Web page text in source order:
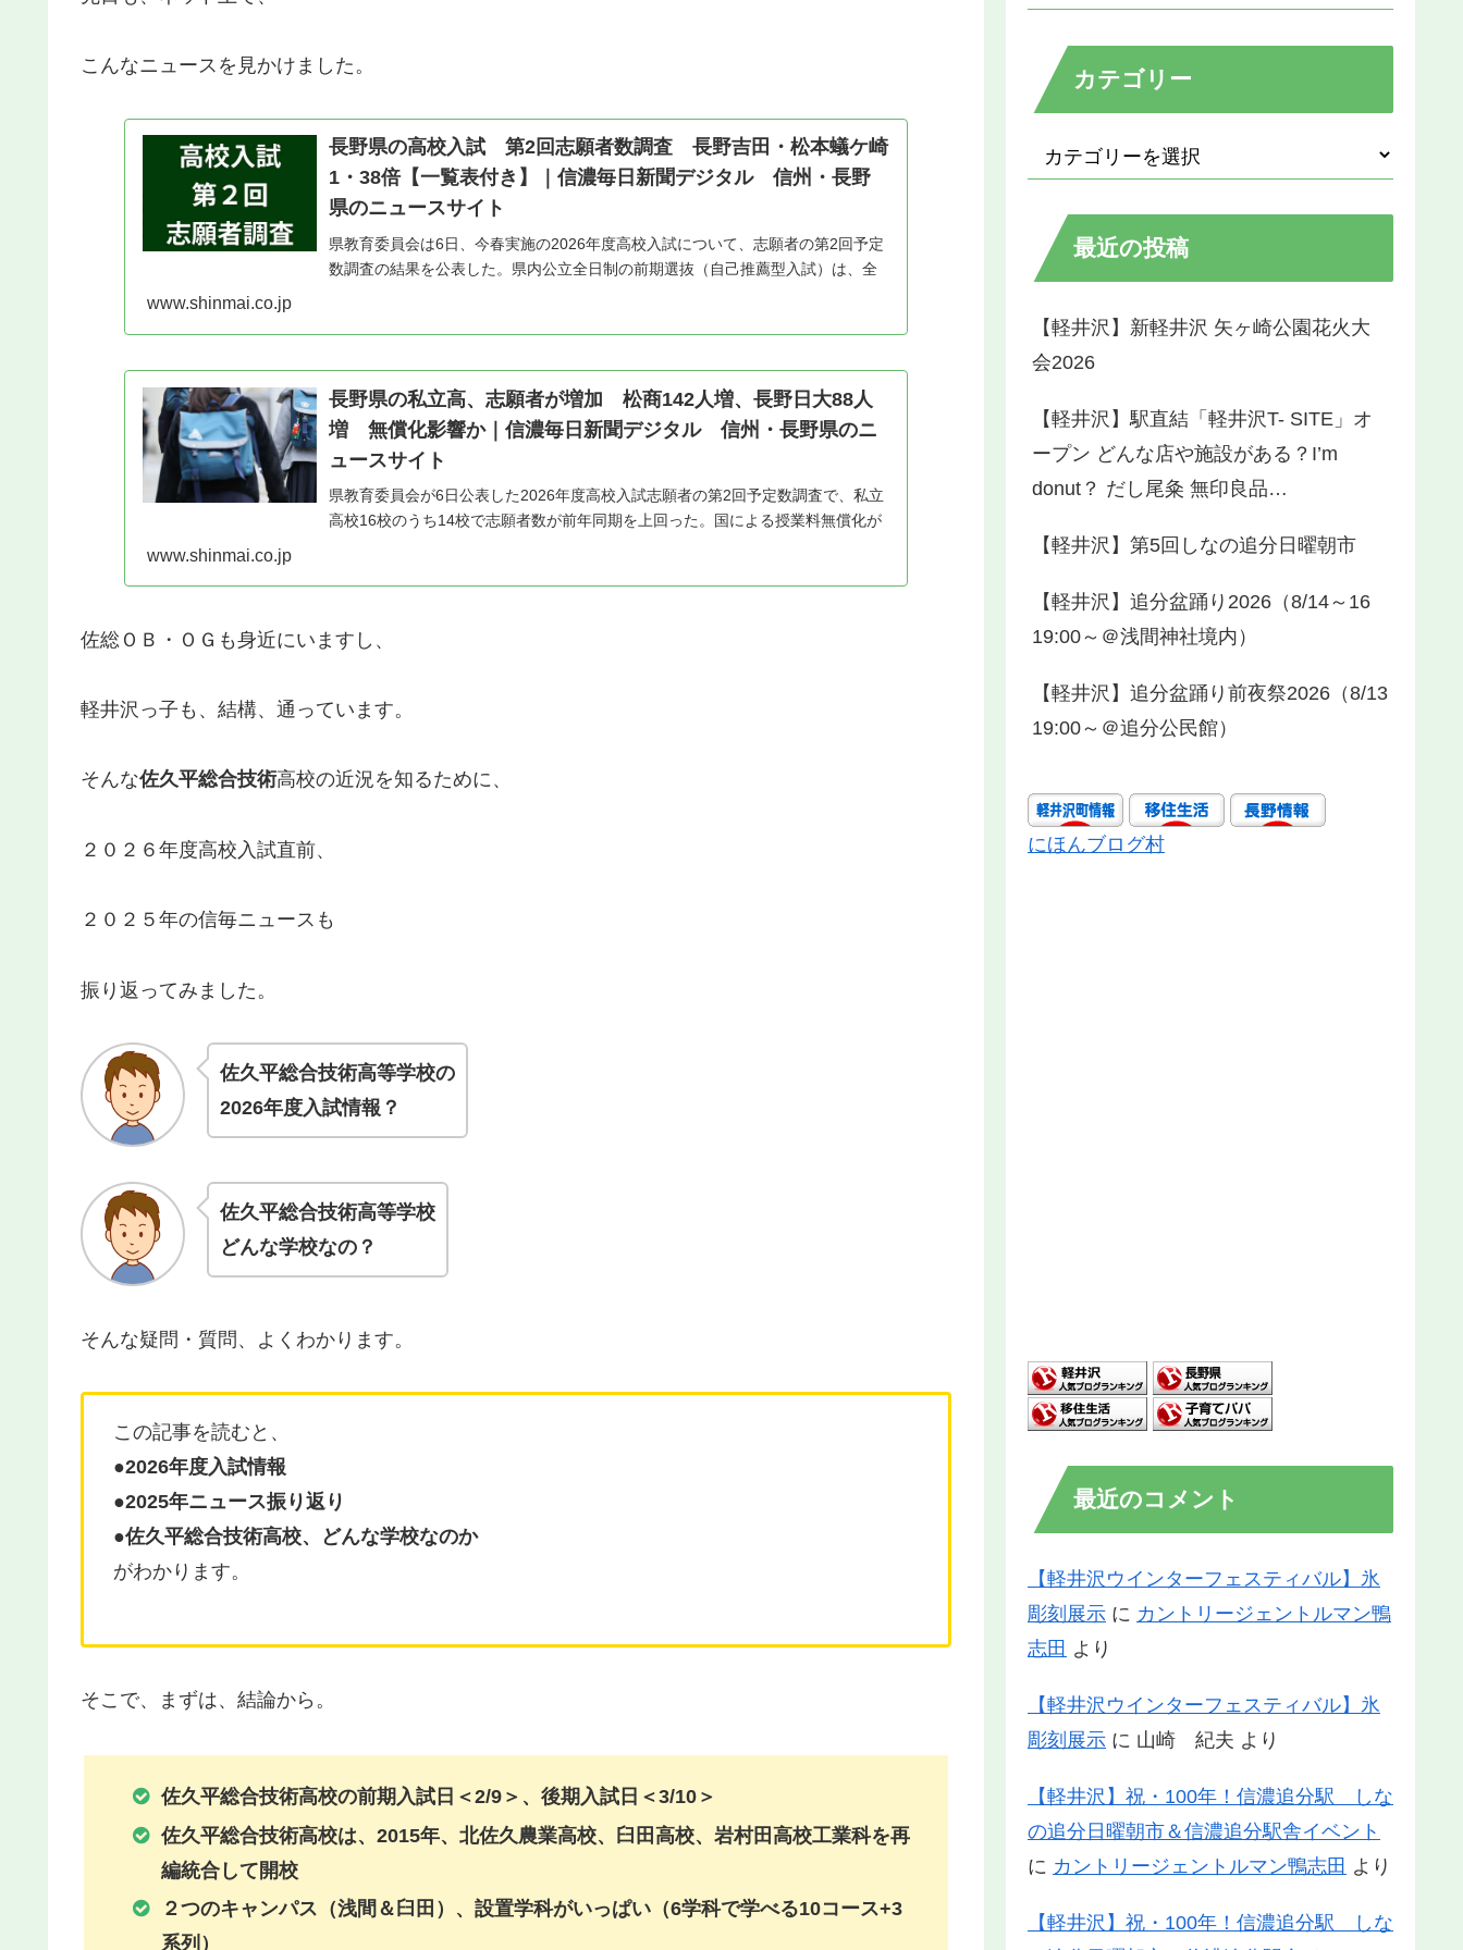
こんなニュースを見かけました。
長野県の高校入試 第2回志願者数調査 長野吉田・松本蟻ケ崎
1・38倍【一覧表付き】｜信濃毎日新聞デジタル 信州・長野
県のニュースサイト
県教育委員会は6日、今春実施の2026年度高校入試について、志願者の第2回予定
数調査の結果を公表した。県内公立全日制の前期選抜（自己推薦型入試）は、全
www.shinmai.co.jp
長野県の私立高、志願者が増加 松商142人増、長野日大88人
増 無償化影響か｜信濃毎日新聞デジタル 信州・長野県のニ
ュースサイト
県教育委員会が6日公表した2026年度高校入試志願者の第2回予定数調査で、私立
高校16校のうち14校で志願者数が前年同期を上回った。国による授業料無償化が
www.shinmai.co.jp
佐総ＯＢ・ＯＧも身近にいますし、
軽井沢っ子も、結構、通っています。
そんな佐久平総合技術高校の近況を知るために、
２０２６年度高校入試直前、
２０２５年の信毎ニュースも
振り返ってみました。
佐久平総合技術高等学校の
2026年度入試情報？
佐久平総合技術高等学校
どんな学校なの？
そんな疑問・質問、よくわかります。
この記事を読むと、
●2026年度入試情報
●2025年ニュース振り返り
●佐久平総合技術高校、どんな学校なのか
がわかります。
そこで、まずは、結論から。
佐久平総合技術高校の前期入試日 ＜2/9＞、後期入試日＜3/10＞
佐久平総合技術高校は、2015年、北佐久農業高校、臼田高校、岩村田高校工業科を再
編統合して開校
２つのキャンパス（浅間＆臼田）、設置学科がいっぱい（6学科で学べる10コース+3
系列）
カテゴリー
最近の投稿
【軽井沢】新軽井沢 矢ヶ崎公園花火大
会2026
【軽井沢】駅直結「軽井沢T- SITE」オ
ープン どんな店や施設がある？I’m
donut？ だし尾粂 無印良品…
【軽井沢】第5回しなの追分日曜朝市
【軽井沢】追分盆踊り2026（8/14～16
19:00～＠浅間神社境内）
【軽井沢】追分盆踊り前夜祭2026（8/13
19:00～＠追分公民館）
にほんブログ村
最近のコメント
【軽井沢ウインターフェスティバル】氷
彫刻展示 に カントリージェントルマン鴨
志田 より
【軽井沢ウインターフェスティバル】氷
彫刻展示 に 山崎 紀夫 より
【軽井沢】祝・100年！信濃追分駅 しな
の追分日曜朝市＆信濃追分駅舎イベント
に カントリージェントルマン鴨志田 より
【軽井沢】祝・100年！信濃追分駅 しな